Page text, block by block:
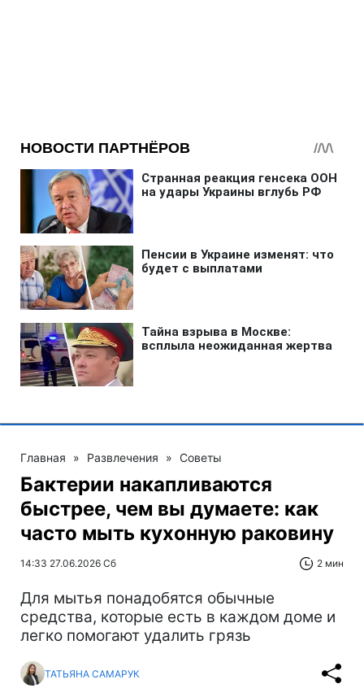
Главная » Развлечения » Советы
Бактерии накапливаются
быстрее, чем вы думаете: как
часто мыть кухонную раковину
14:33 27.06.2026 Сб 2 мин
Для мытья понадобятся обычные
средства, которые есть в каждом доме и
легко помогают удалить грязь
ТАТЬЯНА САМАРУК